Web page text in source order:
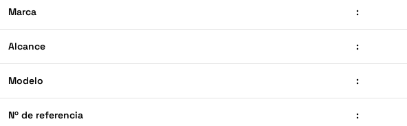
Marca :
Alcance :
Modelo :
Nº de referencia :